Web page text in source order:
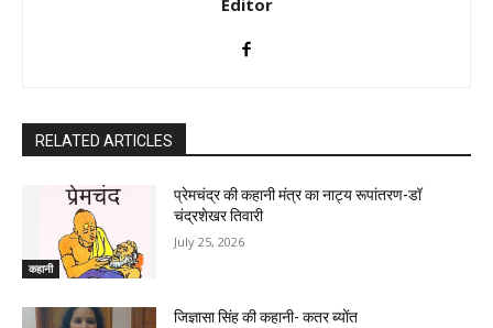
RELATED ARTICLES
कहानी
प्रेमचंद्र की कहानी मंत्र का नाट्य रूपांतरण-डॉ
चंद्रशेखर तिवारी
July 25, 2026
जिज्ञासा सिंह की कहानी- कतर ब्योंत